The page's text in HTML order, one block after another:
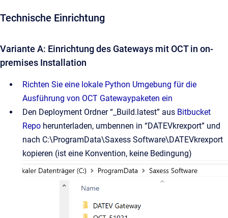
Technische Einrichtung
Variante A: Einrichtung des Gateways mit OCT in on-
premises Installation
Richten Sie eine lokale Python Umgebung für die
Ausführung von OCT Gatewaypaketen ein
Den Deployment Ordner “_Build.latest” aus Bitbucket
Repo herunterladen, umbennen in “DATEVkrexport” und
nach C:\ProgramData\Saxess Software\DATEVkrexport
kopieren (ist eine Konvention, keine Bedingung)